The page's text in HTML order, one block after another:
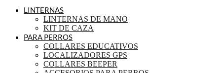
LINTERNAS
LINTERNAS DE MANO
KIT DE CAZA
PARA PERROS
COLLARES EDUCATIVOS
LOCALIZADORES GPS
COLLARES BEEPER